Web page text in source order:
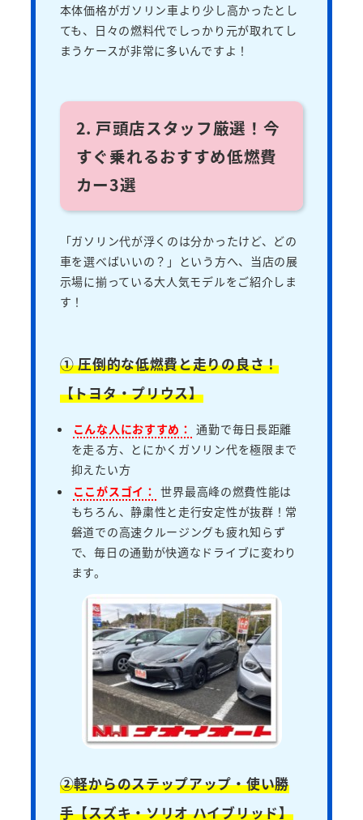
本体価格がガソリン車より少し高かったとし
ても、日々の燃料代でしっかり元が取れてし
まうケースが非常に多いんですよ！
2. 戸頭店スタッフ厳選！今
すぐ乗れるおすすめ低燃費
カー3選
「ガソリン代が浮くのは分かったけど、どの
車を選べばいいの？」という方へ、当店の展
示場に揃っている大人気モデルをご紹介しま
す！
① 圧倒的な低燃費と走りの良さ！
【トヨタ・プリウス】
こんな人におすすめ： 通勤で毎日長距離
を走る方、とにかくガソリン代を極限まで
抑えたい方
ここがスゴイ： 世界最高峰の燃費性能は
もちろん、静粛性と走行安定性が抜群！常
磐道での高速クルージングも疲れ知らず
で、毎日の通勤が快適なドライブに変わり
ます。
②軽からのステップアップ・使い勝
手【スズキ・ソリオ ハイブリッド】